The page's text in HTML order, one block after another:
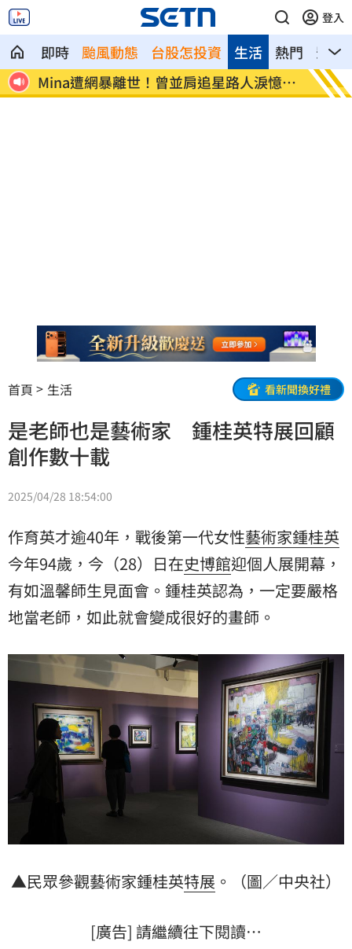
登入
即時 颱風動態 台股怎投資 熱門 影音
生活
暖
范曉萱好友竟是大咖天后 1句打動孫淑媚 鬼門
首頁 生活 看新聞換好禮
是老師也是藝術家 鍾桂英特展回顧
創作數十載
2025/04/28 18:54:00
作育英才逾40年，戰後第一代女性藝術家鍾桂英
今年94歲，今（28）日在史博館迎個人展開幕，
有如溫馨師生見面會。鍾桂英認為，一定要嚴格
地當老師，如此就會變成很好的畫師。
▲民眾參觀藝術家鍾桂英特展 。（圖／中央社）
[廣告] 請繼續往下閱讀…